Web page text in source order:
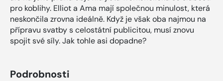
pro koblihy. Elliot a Ama mají společnou minulost, která
neskončila zrovna ideálně. Když je však oba najmou na
přípravu svatby s celostátní publicitou, musí znovu
spojit své síly. Jak tohle asi dopadne?
Podrobnosti